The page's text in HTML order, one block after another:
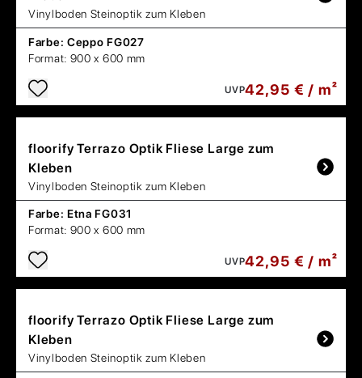
Vinylboden Steinoptik zum Kleben
Farbe: Ceppo FG027
Format: 900 x 600 mm
UVP42,95 € / m²
floorify Terrazo Optik Fliese Large zum
Kleben
Vinylboden Steinoptik zum Kleben
Farbe: Etna FG031
Format: 900 x 600 mm
UVP42,95 € / m²
floorify Terrazo Optik Fliese Large zum
Kleben
Vinylboden Steinoptik zum Kleben